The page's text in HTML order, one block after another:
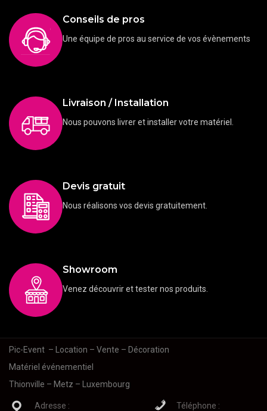
Conseils de pros
Une équipe de pros au service de vos évènements
Livraison / Installation
Nous pouvons livrer et installer votre matériel.
Devis gratuit
Nous réalisons vos devis gratuitement.
Showroom
Venez découvrir et tester nos produits.
Pic-Event – Location – Vente – Décoration
Matériel événementiel
Thionville – Metz – Luxembourg
Adresse :
Téléphone :